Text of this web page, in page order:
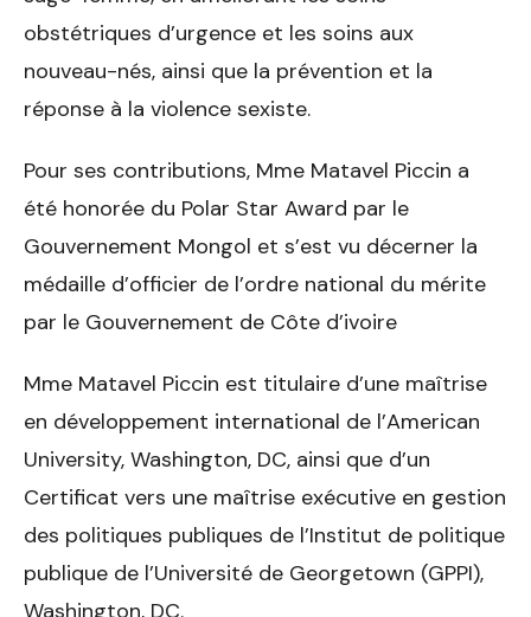
obstétriques d’urgence et les soins aux
nouveau-nés, ainsi que la prévention et la
réponse à la violence sexiste.
Pour ses contributions, Mme Matavel Piccin a
été honorée du Polar Star Award par le
Gouvernement Mongol et s’est vu décerner la
médaille d’officier de l’ordre national du mérite
par le Gouvernement de Côte d’ivoire
Mme Matavel Piccin est titulaire d’une maîtrise
en développement international de l’American
University, Washington, DC, ainsi que d’un
Certificat vers une maîtrise exécutive en gestion
des politiques publiques de l’Institut de politique
publique de l’Université de Georgetown (GPPI),
Washington, DC.